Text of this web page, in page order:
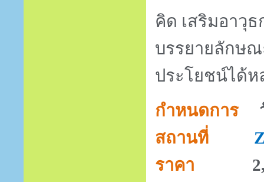
คิด เสริมอาวุ
บรรยายลักษ
ประโยชน์ได้ห
กำหนดการ
สถานที่
ราคา